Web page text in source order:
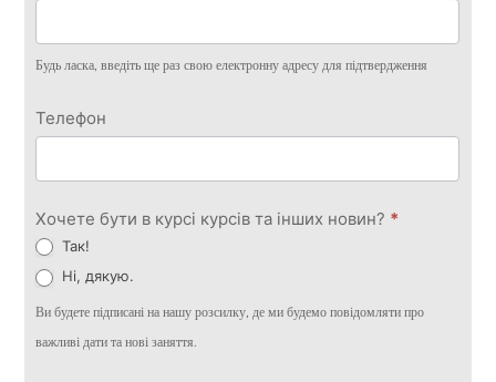
Будь ласка, введіть ще раз свою електронну адресу для підтвердження
Телефон
Хочете бути в курсі курсів та інших новин? *
Так!
Ні, дякую.
Ви будете підписані на нашу розсилку, де ми будемо повідомляти про
важливі дати та нові заняття.